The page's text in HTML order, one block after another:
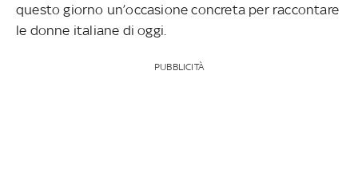
questo giorno un’occasione concreta per raccontare
le donne italiane di oggi.
PUBBLICITÀ